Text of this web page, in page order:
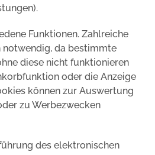
Funktionen. Zahlreiche
notwendig, da bestimmte
diese nicht funktionieren
oder die Anzeige
können zur Auswertung
zu Werbezwecken
des elektronischen